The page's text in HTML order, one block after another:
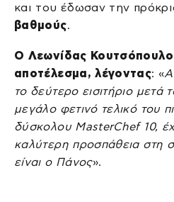
και του έδωσαν την
βαθμούς.
Ο Λεωνίδας
αποτέλεσμα, λέγοντας: «
το δεύτερο εισιτήριο μετά
μεγάλο φετινό τελικό του
δύσκολου MasterChef 10,
καλύτερη προσπάθεια στη
είναι ο Πάνος».